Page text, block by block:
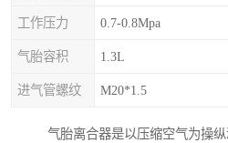
工作压力 0.7-0.8Mpa
气胎容积 1.3L
进气管螺纹 M20*1.5
气胎离合器是以压缩空气为操